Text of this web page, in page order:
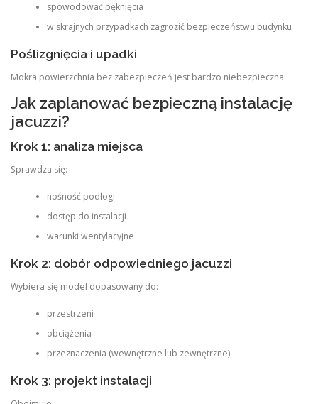
spowodować pęknięcia
w skrajnych przypadkach zagrozić bezpieczeństwu budynku
Poślizgnięcia i upadki
Mokra powierzchnia bez zabezpieczeń jest bardzo niebezpieczna.
Jak zaplanować bezpieczną instalację
jacuzzi?
Krok 1: analiza miejsca
Sprawdza się:
nośność podłogi
dostęp do instalacji
warunki wentylacyjne
Krok 2: dobór odpowiedniego jacuzzi
Wybiera się model dopasowany do:
przestrzeni
obciążenia
przeznaczenia (wewnętrzne lub zewnętrzne)
Krok 3: projekt instalacji